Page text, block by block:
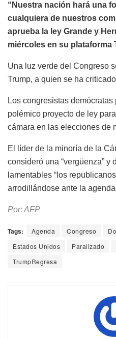
“Nuestra nación hará una
cualquiera de nuestros
aprueba la ley Grande y
miércoles en su plataforma
Una luz verde del Congreso
Trump, a quien se ha
Los congresistas demócratas
polémico proyecto de ley
cámara en las elecciones de
El líder de la minoría de la
consideró una “vergüenza” y
lamentables “los
arrodillándose ante la
Por: AFP
Tags: Agenda Congreso
Estados Unidos
Paralizado
TrumpRegresa